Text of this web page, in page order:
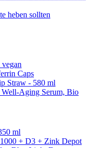
heben sollten
Caps
Straw - 580 ml
Aging Serum, Bio
ml
+ D3 + Zink Depot